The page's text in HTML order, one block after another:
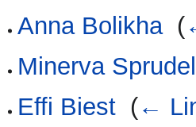
Anna Bolikha‎ (
Minerva Sprudel
Effi Biest (←